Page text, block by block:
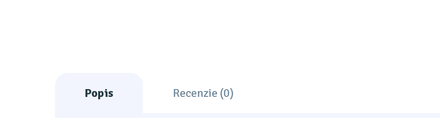
Popis Recenzie (0)